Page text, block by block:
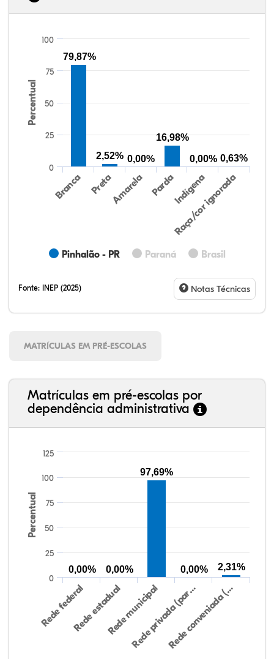
Percentual
Pinhalão - PR Paraná Brasil
Branca PretaAmarela PardaIndígena
Raça/cor ignorada
0
100
25
50
75
79,87%
2,52% 0,00%
16,98%
0,00% 0,63%
Fonte: INEP (2025) Notas Técnicas
MATRÍCULAS EM PRÉ-ESCOLAS
Matrículas em pré-escolas por
dependência administrativa
Percentual
Rede federalRede estadualRede municipal
Rede privada (par…Rede conveniada (…
0
25
50
75
100
125
0,00% 0,00%
97,69%
0,00% 2,31%